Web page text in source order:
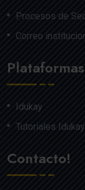
Procesos de
Correo
Plataformas
Idukay
Tutoriales Idukay
Contacto!